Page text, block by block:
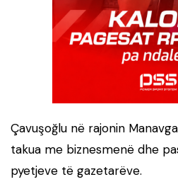
Çavuşoğlu në rajonin
takua me biznesmenë dhe
pyetjeve të gazetarëve.